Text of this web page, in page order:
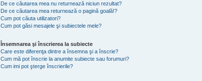
De ce căutarea mea nu returnează niciun rezultat?
De ce căutarea mea returnează o pagină goală!?
Cum pot căuta utilizatori?
Cum pot găsi mesajele şi subiectele mele?
Însemnarea şi înscrierea la subiecte
Care este diferenţa dintre a însemna şi a înscrie?
Cum mă pot înscrie la anumite subiecte sau forumuri?
Cum imi pot şterge înscrierile?